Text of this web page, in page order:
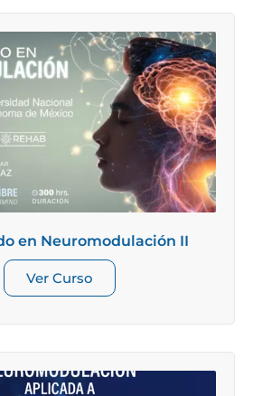
en Neuromodulación II
Ver Curso